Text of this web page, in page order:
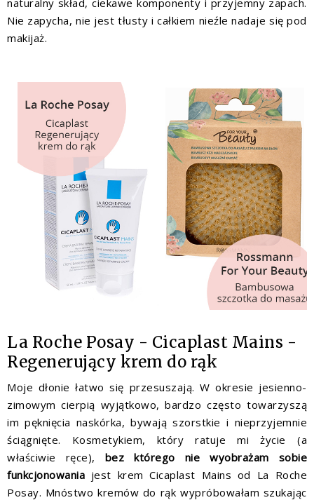
Nie zapycha, nie jest tłusty i całkiem nieźle nadaje się pod
makijaż.
La Roche Posay - Cicaplast Mains -
Regenerujący krem do rąk
Moje dłonie łatwo się przesuszają. W okresie jesienno-
zimowym cierpią wyjątkowo, bardzo często towarzyszą
im pęknięcia naskórka, bywają szorstkie i nieprzyjemnie
ściągnięte. Kosmetykiem, który ratuje mi życie (a
właściwie ręce), bez którego nie wyobrażam sobie
funkcjonowania jest krem Cicaplast Mains od La Roche
Posay. Mnóstwo kremów do rąk wypróbowałam szukając